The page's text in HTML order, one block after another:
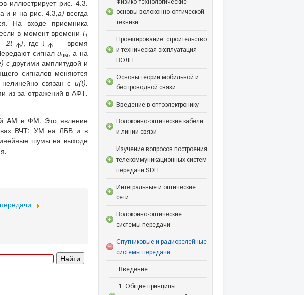
иллюстрирует рис. 4.3.
и и на рис. 4.3,а) всегда
На входе приемника
в момент времени t1
2t ф), где t ф— время
сигналuчм, а на
с другими амплитудой и
сигналов меняются
связан с u(t).
из-за отражений в АФТ.
AM в ФМ. Это явление
ВЧТ: УМ на ЛБВ и в
шумы на выходе
основы волоконно-оптической
техники
Проектирование, строительство
и техническая эксплуатация
ВОЛП
Основы теории мобильной и
беспроводной связи
Введение в оптоэлектронику
Волоконно-оптические кабели
и линии связи
Изучение вопросов построения
телекоммуникационных систем
передачи SDH
Интегральные и оптические
сети
Волоконно-оптические
системы передачи
Спутниковые и радиорелейные
системы передачи
Введение
1. Общие принципы